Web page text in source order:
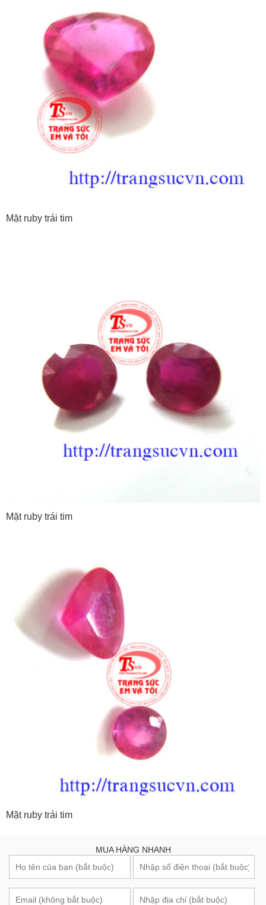
Mặt ruby trái tim
Mặt ruby trái tim
Mặt ruby trái tim
MUA HÀNG NHANH